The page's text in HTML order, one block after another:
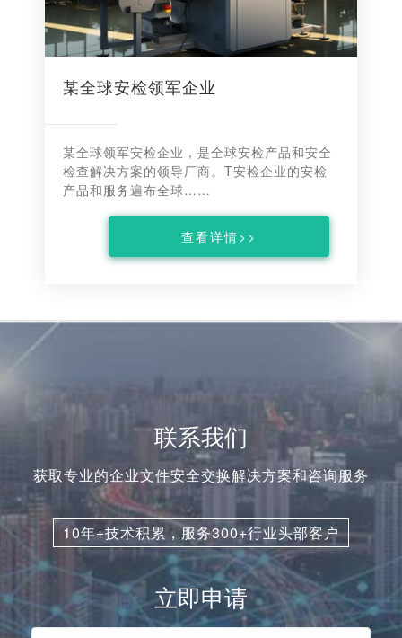
某全球安检领军企业
某全球领军安检企业，是全球安检产品和安全
检查解决方案的领导厂商。T安检企业的安检
产品和服务遍布全球……
查看详情>>
联系我们
获取专业的企业文件安全交换解决方案和咨询服务
10年+技术积累，服务300+行业头部客户
立即申请